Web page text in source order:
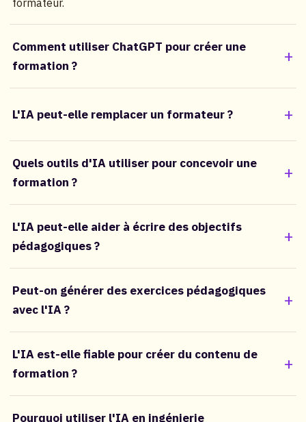
Comment utiliser ChatGPT pour créer une
formation ?
L'IA peut-elle remplacer un formateur ?
Quels outils d'IA utiliser pour concevoir une
formation ?
L'IA peut-elle aider à écrire des objectifs
pédagogiques ?
Peut-on générer des exercices pédagogiques
avec l'IA ?
L'IA est-elle fiable pour créer du contenu de
formation ?
Pourquoi utiliser l'IA en ingénierie